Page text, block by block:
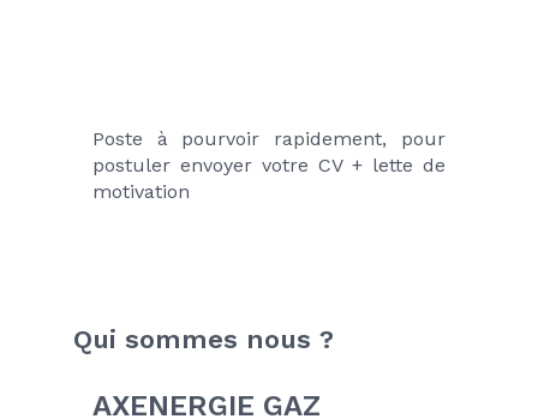
Poste à pourvoir rapidement, pour
postuler envoyer votre CV + lette de
motivation
Qui sommes nous ?
AXENERGIE GAZ